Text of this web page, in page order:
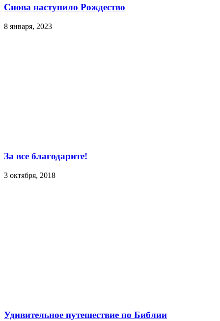
Снова наступило Рождество
8 января, 2023
За все благодарите!
3 октября, 2018
Удивительное путешествие по Библии